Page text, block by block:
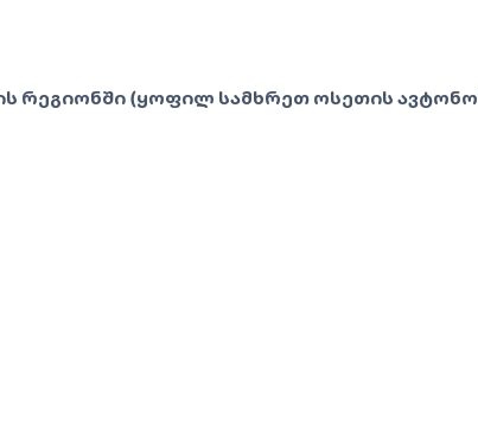
რეგიონში (ყოფილ სამხრეთ ოსეთის